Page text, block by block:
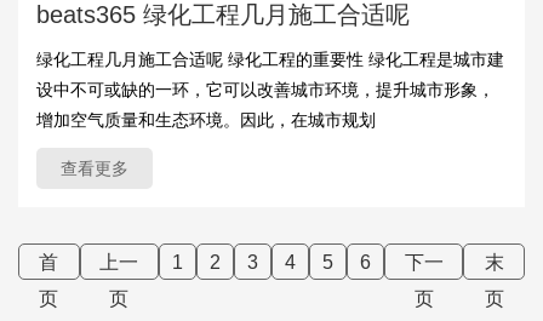
beats365 绿化工程几月施工合适呢
绿化工程几月施工合适呢 绿化工程的重要性 绿化工程是城市建
设中不可或缺的一环，它可以改善城市环境，提升城市形象，
增加空气质量和生态环境。因此，在城市规划
查看更多
首
页
上一
页
1 2 3 4 5 6
下一
页
末
页